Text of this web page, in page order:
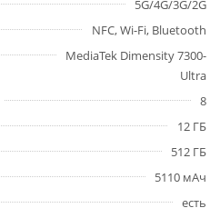
5G/4G/3G/2G
NFC, Wi-Fi, Bluetooth
MediaTek Dimensity 7300-
Ultra
8
12 ГБ
512 ГБ
5110 мАч
есть